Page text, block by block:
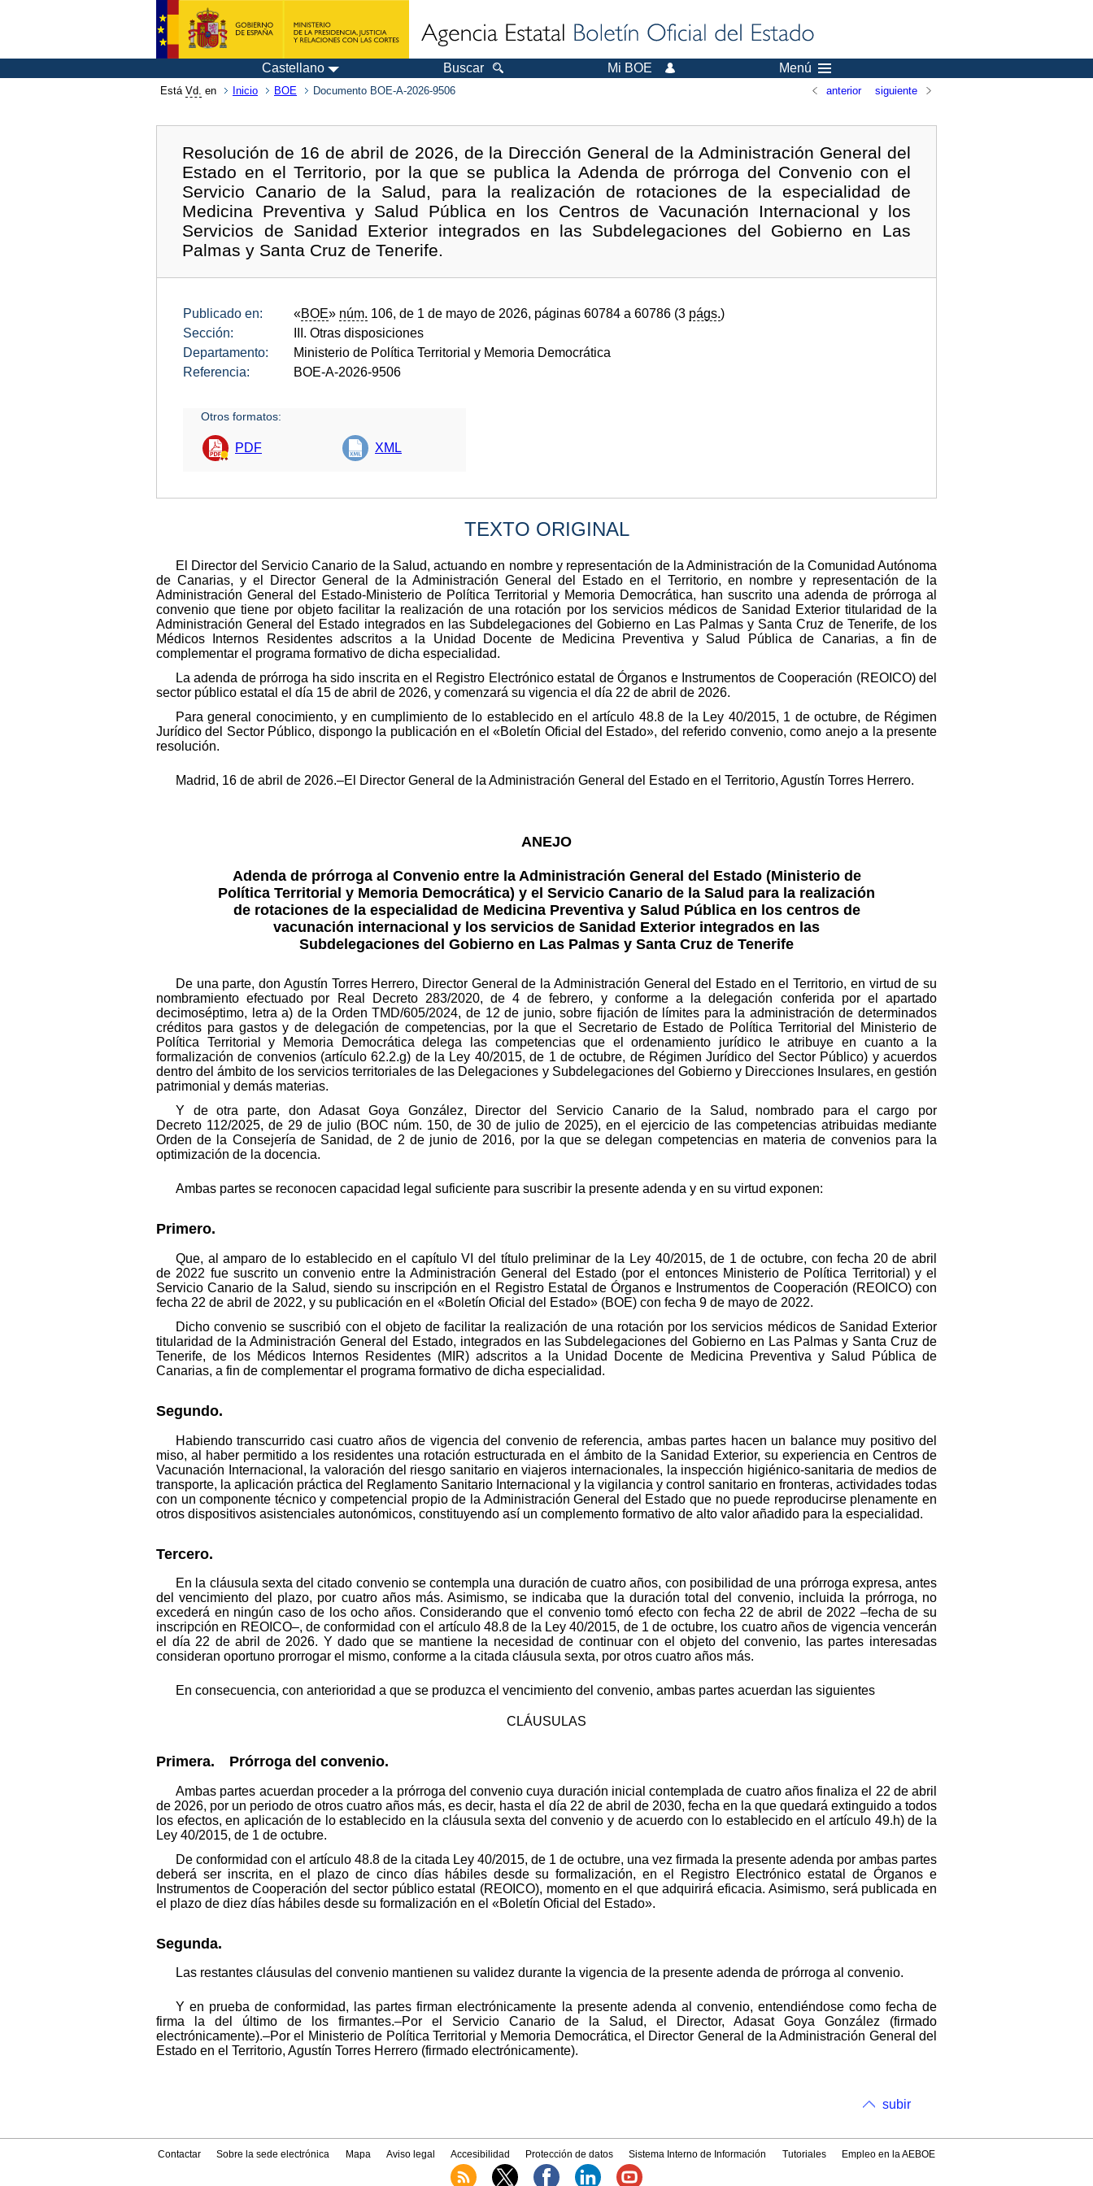
Castellano Buscar Mi BOE Menú
Está Vd. en Inicio BOE Documento BOE-A-2026-9506 anterior siguiente
Resolución de 16 de abril de 2026, de la Dirección General de la Administración General del
Estado en el Territorio, por la que se publica la Adenda de prórroga del Convenio con el
Servicio Canario de la Salud, para la realización de rotaciones de la especialidad de
Medicina Preventiva y Salud Pública en los Centros de Vacunación Internacional y los
Servicios de Sanidad Exterior integrados en las Subdelegaciones del Gobierno en Las
Palmas y Santa Cruz de Tenerife.
Publicado en: «BOE» núm. 106, de 1 de mayo de 2026, páginas 60784 a 60786 (3 págs.)
Sección:
III. Otras disposiciones
Departamento:
Ministerio de Política Territorial y Memoria Democrática
Referencia:
BOE-A-2026-9506
Otros formatos:
PDF XML
TEXTO ORIGINAL
El Director del Servicio Canario de la Salud, actuando en nombre y representación de la Administración de la Comunidad Autónoma
de Canarias, y el Director General de la Administración General del Estado en el Territorio, en nombre y representación de la
Administración General del Estado-Ministerio de Política Territorial y Memoria Democrática, han suscrito una adenda de prórroga al
convenio que tiene por objeto facilitar la realización de una rotación por los servicios médicos de Sanidad Exterior titularidad de la
Administración General del Estado integrados en las Subdelegaciones del Gobierno en Las Palmas y Santa Cruz de Tenerife, de los
Médicos Internos Residentes adscritos a la Unidad Docente de Medicina Preventiva y Salud Pública de Canarias, a fin de
complementar el programa formativo de dicha especialidad.
La adenda de prórroga ha sido inscrita en el Registro Electrónico estatal de Órganos e Instrumentos de Cooperación (REOICO) del
sector público estatal el día 15 de abril de 2026, y comenzará su vigencia el día 22 de abril de 2026.
Para general conocimiento, y en cumplimiento de lo establecido en el artículo 48.8 de la Ley 40/2015, 1 de octubre, de Régimen
Jurídico del Sector Público, dispongo la publicación en el «Boletín Oficial del Estado», del referido convenio, como anejo a la presente
resolución.
Madrid, 16 de abril de 2026.–El Director General de la Administración General del Estado en el Territorio, Agustín Torres Herrero.
ANEJO
Adenda de prórroga al Convenio entre la Administración General del Estado (Ministerio de
Política Territorial y Memoria Democrática) y el Servicio Canario de la Salud para la realización
de rotaciones de la especialidad de Medicina Preventiva y Salud Pública en los centros de
vacunación internacional y los servicios de Sanidad Exterior integrados en las
Subdelegaciones del Gobierno en Las Palmas y Santa Cruz de Tenerife
De una parte, don Agustín Torres Herrero, Director General de la Administración General del Estado en el Territorio, en virtud de su
nombramiento efectuado por Real Decreto 283/2020, de 4 de febrero, y conforme a la delegación conferida por el apartado
decimoséptimo, letra a) de la Orden TMD/605/2024, de 12 de junio, sobre fijación de límites para la administración de determinados
créditos para gastos y de delegación de competencias, por la que el Secretario de Estado de Política Territorial del Ministerio de
Política Territorial y Memoria Democrática delega las competencias que el ordenamiento jurídico le atribuye en cuanto a la
formalización de convenios (artículo 62.2.g) de la Ley 40/2015, de 1 de octubre, de Régimen Jurídico del Sector Público) y acuerdos
dentro del ámbito de los servicios territoriales de las Delegaciones y Subdelegaciones del Gobierno y Direcciones Insulares, en gestión
patrimonial y demás materias.
Y de otra parte, don Adasat Goya González, Director del Servicio Canario de la Salud, nombrado para el cargo por
Decreto 112/2025, de 29 de julio (BOC núm. 150, de 30 de julio de 2025), en el ejercicio de las competencias atribuidas mediante
Orden de la Consejería de Sanidad, de 2 de junio de 2016, por la que se delegan competencias en materia de convenios para la
optimización de la docencia.
Ambas partes se reconocen capacidad legal suficiente para suscribir la presente adenda y en su virtud exponen:
Primero.
Que, al amparo de lo establecido en el capítulo VI del título preliminar de la Ley 40/2015, de 1 de octubre, con fecha 20 de abril
de 2022 fue suscrito un convenio entre la Administración General del Estado (por el entonces Ministerio de Política Territorial) y el
Servicio Canario de la Salud, siendo su inscripción en el Registro Estatal de Órganos e Instrumentos de Cooperación (REOICO) con
fecha 22 de abril de 2022, y su publicación en el «Boletín Oficial del Estado» (BOE) con fecha 9 de mayo de 2022.
Dicho convenio se suscribió con el objeto de facilitar la realización de una rotación por los servicios médicos de Sanidad Exterior
titularidad de la Administración General del Estado, integrados en las Subdelegaciones del Gobierno en Las Palmas y Santa Cruz de
Tenerife, de los Médicos Internos Residentes (MIR) adscritos a la Unidad Docente de Medicina Preventiva y Salud Pública de
Canarias, a fin de complementar el programa formativo de dicha especialidad.
Segundo.
Habiendo transcurrido casi cuatro años de vigencia del convenio de referencia, ambas partes hacen un balance muy positivo del
miso, al haber permitido a los residentes una rotación estructurada en el ámbito de la Sanidad Exterior, su experiencia en Centros de
Vacunación Internacional, la valoración del riesgo sanitario en viajeros internacionales, la inspección higiénico-sanitaria de medios de
transporte, la aplicación práctica del Reglamento Sanitario Internacional y la vigilancia y control sanitario en fronteras, actividades todas
con un componente técnico y competencial propio de la Administración General del Estado que no puede reproducirse plenamente en
otros dispositivos asistenciales autonómicos, constituyendo así un complemento formativo de alto valor añadido para la especialidad.
Tercero.
En la cláusula sexta del citado convenio se contempla una duración de cuatro años, con posibilidad de una prórroga expresa, antes
del vencimiento del plazo, por cuatro años más. Asimismo, se indicaba que la duración total del convenio, incluida la prórroga, no
excederá en ningún caso de los ocho años. Considerando que el convenio tomó efecto con fecha 22 de abril de 2022 –fecha de su
inscripción en REOICO–, de conformidad con el artículo 48.8 de la Ley 40/2015, de 1 de octubre, los cuatro años de vigencia vencerán
el día 22 de abril de 2026. Y dado que se mantiene la necesidad de continuar con el objeto del convenio, las partes interesadas
consideran oportuno prorrogar el mismo, conforme a la citada cláusula sexta, por otros cuatro años más.
En consecuencia, con anterioridad a que se produzca el vencimiento del convenio, ambas partes acuerdan las siguientes
CLÁUSULAS
Primera. Prórroga del convenio.
Ambas partes acuerdan proceder a la prórroga del convenio cuya duración inicial contemplada de cuatro años finaliza el 22 de abril
de 2026, por un periodo de otros cuatro años más, es decir, hasta el día 22 de abril de 2030, fecha en la que quedará extinguido a todos
los efectos, en aplicación de lo establecido en la cláusula sexta del convenio y de acuerdo con lo establecido en el artículo 49.h) de la
Ley 40/2015, de 1 de octubre.
De conformidad con el artículo 48.8 de la citada Ley 40/2015, de 1 de octubre, una vez firmada la presente adenda por ambas partes
deberá ser inscrita, en el plazo de cinco días hábiles desde su formalización, en el Registro Electrónico estatal de Órganos e
Instrumentos de Cooperación del sector público estatal (REOICO), momento en el que adquirirá eficacia. Asimismo, será publicada en
el plazo de diez días hábiles desde su formalización en el «Boletín Oficial del Estado».
Segunda.
Las restantes cláusulas del convenio mantienen su validez durante la vigencia de la presente adenda de prórroga al convenio.
Y en prueba de conformidad, las partes firman electrónicamente la presente adenda al convenio, entendiéndose como fecha de
firma la del último de los firmantes.–Por el Servicio Canario de la Salud, el Director, Adasat Goya González (firmado
electrónicamente).–Por el Ministerio de Política Territorial y Memoria Democrática, el Director General de la Administración General del
Estado en el Territorio, Agustín Torres Herrero (firmado electrónicamente).
subir
Contactar Sobre la sede electrónica Mapa Aviso legal Accesibilidad Protección de datos Sistema Interno de Información Tutoriales Empleo en la AEBOE